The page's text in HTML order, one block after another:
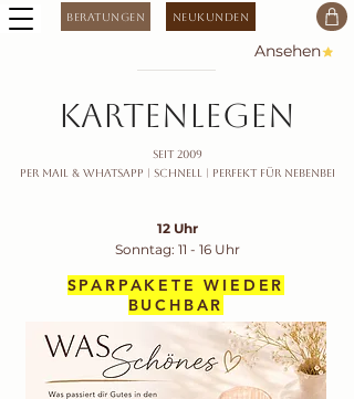
Beratungen Neukunden
Ansehen
kartenlegen
seit 2009
Per Mail & Whatsapp | Schnell | Perfekt für nebenbei
12 Uhr
Sonntag: 11 - 16 Uhr
SPARPAKETE WIEDER
BUCHBAR